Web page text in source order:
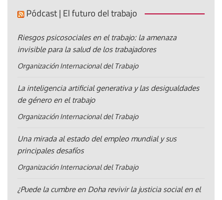
Pódcast | El futuro del trabajo
Riesgos psicosociales en el trabajo: la amenaza
invisible para la salud de los trabajadores
Organización Internacional del Trabajo
La inteligencia artificial generativa y las desigualdades
de género en el trabajo
Organización Internacional del Trabajo
Una mirada al estado del empleo mundial y sus
principales desafíos
Organización Internacional del Trabajo
¿Puede la cumbre en Doha revivir la justicia social en el